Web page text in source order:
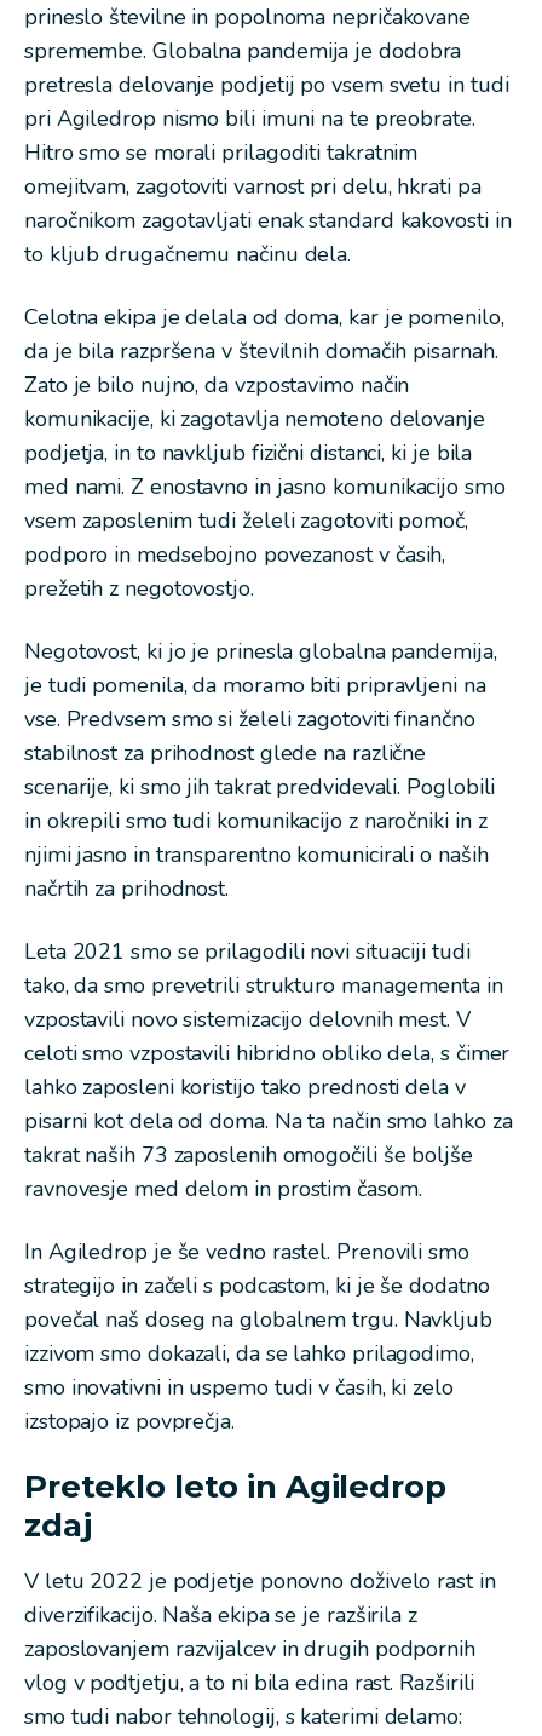
prineslo številne in popolnoma nepričakovane
spremembe. Globalna pandemija je dodobra
pretresla delovanje podjetij po vsem svetu in tudi
pri Agiledrop nismo bili imuni na te preobrate.
Hitro smo se morali prilagoditi takratnim
omejitvam, zagotoviti varnost pri delu, hkrati pa
naročnikom zagotavljati enak standard kakovosti in
to kljub drugačnemu načinu dela.
Celotna ekipa je delala od doma, kar je pomenilo,
da je bila razpršena v številnih domačih pisarnah.
Zato je bilo nujno, da vzpostavimo način
komunikacije, ki zagotavlja nemoteno delovanje
podjetja, in to navkljub fizični distanci, ki je bila
med nami. Z enostavno in jasno komunikacijo smo
vsem zaposlenim tudi želeli zagotoviti pomoč,
podporo in medsebojno povezanost v časih,
prežetih z negotovostjo.
Negotovost, ki jo je prinesla globalna pandemija,
je tudi pomenila, da moramo biti pripravljeni na
vse. Predvsem smo si želeli zagotoviti finančno
stabilnost za prihodnost glede na različne
scenarije, ki smo jih takrat predvidevali. Poglobili
in okrepili smo tudi komunikacijo z naročniki in z
njimi jasno in transparentno komunicirali o naših
načrtih za prihodnost.
Leta 2021 smo se prilagodili novi situaciji tudi
tako, da smo prevetrili strukturo managementa in
vzpostavili novo sistemizacijo delovnih mest. V
celoti smo vzpostavili hibridno obliko dela, s čimer
lahko zaposleni koristijo tako prednosti dela v
pisarni kot dela od doma. Na ta način smo lahko za
takrat naših 73 zaposlenih omogočili še boljše
ravnovesje med delom in prostim časom.
In Agiledrop je še vedno rastel. Prenovili smo
strategijo in začeli s podcastom, ki je še dodatno
povečal naš doseg na globalnem trgu. Navkljub
izzivom smo dokazali, da se lahko prilagodimo,
smo inovativni in uspemo tudi v časih, ki zelo
izstopajo iz povprečja.
Preteklo leto in Agiledrop
zdaj
V letu 2022 je podjetje ponovno doživelo rast in
diverzifikacijo. Naša ekipa se je razširila z
zaposlovanjem razvijalcev in drugih podpornih
vlog v podtjetju, a to ni bila edina rast. Razširili
smo tudi nabor tehnologij, s katerimi delamo: